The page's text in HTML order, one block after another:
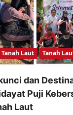
Laut Tanah
dan
Puji
Laut